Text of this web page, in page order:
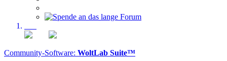
Community-Software: WoltLab Suite™